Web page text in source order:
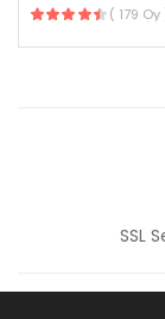
( 179 Oy
SSL